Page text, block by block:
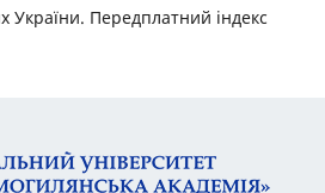
України. Передплатний індекс